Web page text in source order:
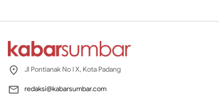
Jl Pontianak No I X, Kota Padang
redaksi@kabarsumbar.com